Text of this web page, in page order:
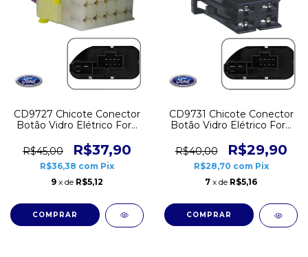
CD9727 Chicote Conector
Botão Vidro Elétrico Ford
10 vias
R$45,00 R$37,90
R$36,38 com Pix
9 x de R$5,12
CD9731 Chicote Conector
Botão Vidro Elétrico Ford
vias
R$40,00 R$29,90
R$28,70 com Pix
7 x de R$5,16